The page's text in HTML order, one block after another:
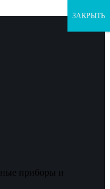
приборы и
ЗАКРЫТЬ